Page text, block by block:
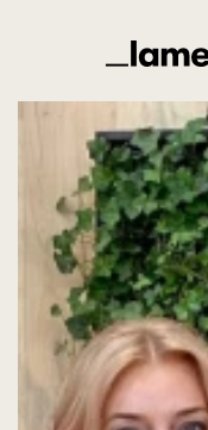
Terug naar home